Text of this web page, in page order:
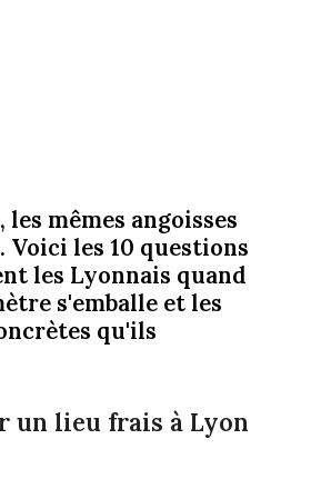
les mêmes angoisses
les 10 questions
les Lyonnais quand
s'emballe et les
qu'ils
un lieu frais à Lyon